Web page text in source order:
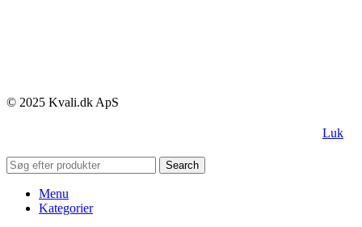
© 2025 Kvali.dk ApS
Luk
Search
Menu
Kategorier